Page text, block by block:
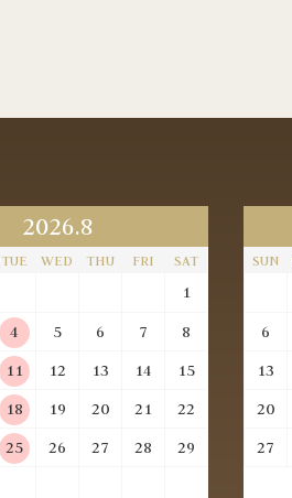
2026.8
TUE WED THU FRI SAT
1
4 5 6 7
8
11 12 13 14
15
18 19 20 21
22
25 26 27 28
29
SUN
6
13
20
27